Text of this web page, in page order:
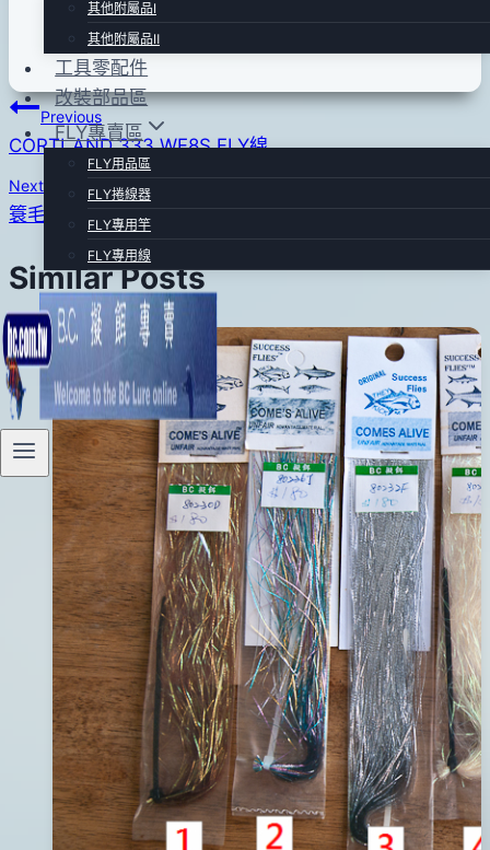
其他附屬品Ⅰ
其他附屬品Ⅱ
工具零配件
改裝部品區
FLY專賣區
FLY用品區
FLY捲線器
FLY專用竿
FLY專用線
anna
02
月
25
日
2012
05
月
31
日
文
章
導
Previous
CORTLAND 333 WF8S FLY線
Next
簑毛
Similar Posts